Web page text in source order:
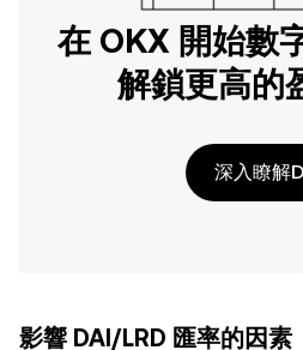
在 OKX 開始數
解鎖更高的
深入瞭解
影響 DAI/LRD 匯率的因素